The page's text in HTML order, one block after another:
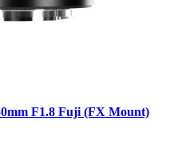
F1.8 Fuji (FX Mount)